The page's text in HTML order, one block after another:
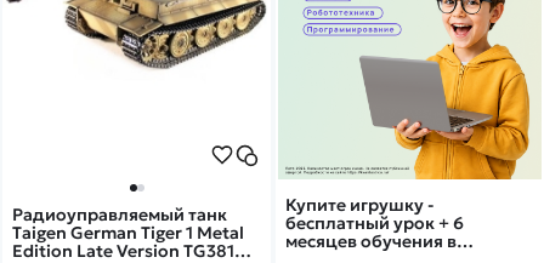
Купите игрушку -
бесплатный урок + 6
месяцев обучения в
Радиоуправляемый танк
Taigen German Tiger 1 Metal
Edition Late Version TG3818-